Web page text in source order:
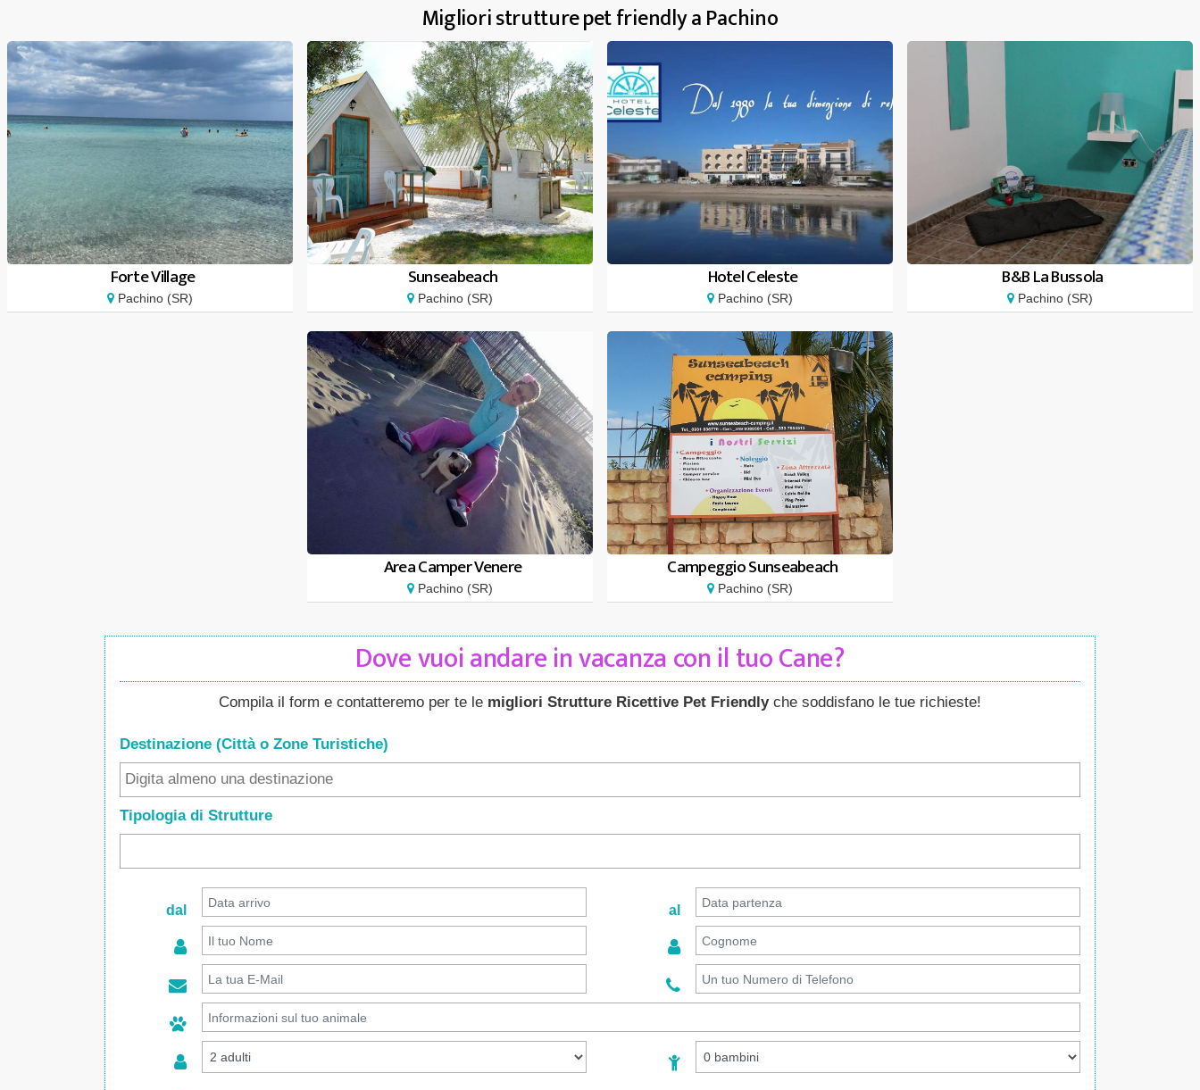
Migliori strutture pet friendly a Pachino
Forte Village
Pachino (SR)
Sunseabeach
Pachino (SR)
Hotel Celeste
Pachino (SR)
B&B La Bussola
Pachino (SR)
Area Camper Venere
Pachino (SR)
Campeggio Sunseabeach
Pachino (SR)
Dove vuoi andare in vacanza con il tuo Cane?
Compila il form e contatteremo per te le migliori Strutture Ricettive Pet Friendlyche soddisfano le tue richieste!
Destinazione (Città o Zone Turistiche)
Tipologia di Strutture
dal al